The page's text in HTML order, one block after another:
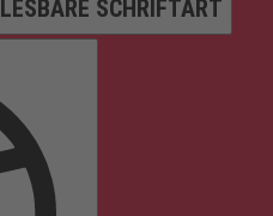
LESBARE SCHRIFTART